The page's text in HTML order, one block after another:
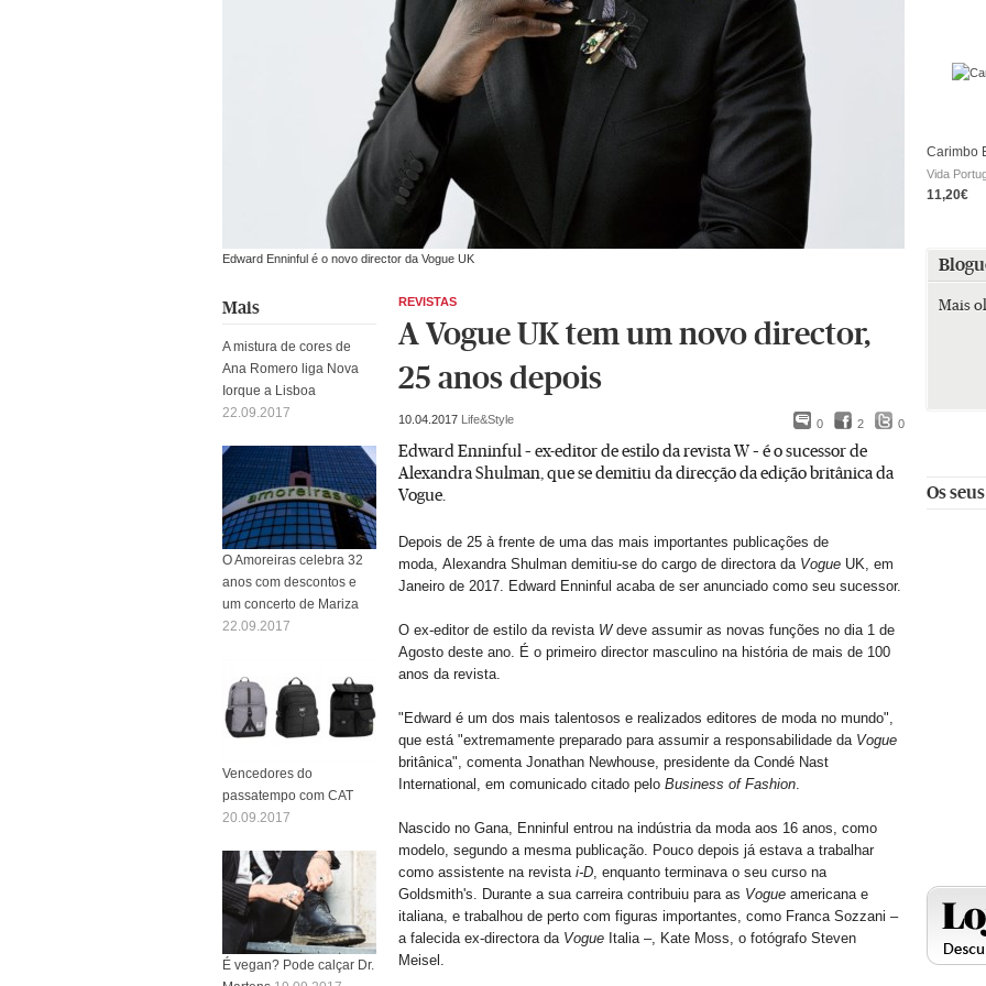
Edward Enninful é o novo director da Vogue UK
REVISTAS
A Vogue UK tem um novo director,
25 anos depois
0 2 0
10.04.2017 Life&Style
Edward Enninful – ex-editor de estilo da revista W – é o sucessor de
Alexandra Shulman, que se demitiu da direcção da edição britânica da
Vogue.
Depois de 25 à frente de uma das mais importantes publicações de
moda, Alexandra Shulman demitiu-se do cargo de directora da Vogue UK, em
Janeiro de 2017. Edward Enninful acaba de ser anunciado como seu sucessor.
O ex-editor de estilo da revista Wdeve assumir as novas funções no dia 1 de
Agosto deste ano. É o primeiro director masculino na história de mais de 100
anos da revista.
"Edward é um dos mais talentosos e realizados editores de moda no mundo",
que está "extremamente preparado para assumir a responsabilidade da Vogue
britânica", comenta Jonathan Newhouse, presidente da Condé Nast
International, em comunicado citado pelo Business of Fashion
Nascido no Gana, Enninful entrou na indústria da moda aos 16 anos, como
modelo, segundo a mesma publicação. Pouco depois já estava a trabalhar
como assistente na revista i-D , enquanto terminava o seu curso na
Goldsmith's. Durante a sua carreira contribuiu para as Vogue americana e
italiana, e trabalhou de perto com figuras importantes, como Franca Sozzani –
a falecida ex-directora da Vogue Italia –, Kate Moss, o fotógrafo Steven
Meisel.
Mais
A mistura de cores de
Ana Romero liga Nova
Iorque a Lisboa
22.09.2017
O Amoreiras celebra 32
anos com descontos e
um concerto de Mariza
22.09.2017
Vencedores do
passatempo com CAT
20.09.2017
É vegan? Pode calçar Dr.
Carimbo
Vida
11,20€
Mais
Os